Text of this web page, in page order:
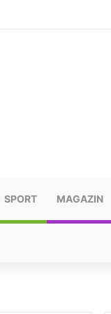
SPORT MAGAZIN